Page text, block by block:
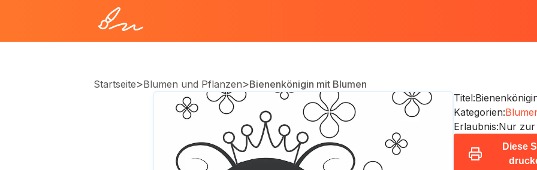
Startseite>Blumen und Pflanzen>Bienenkönigin mit Blumen
Titel:
Kategorien:
Erlaubnis:Nur zur
Diese